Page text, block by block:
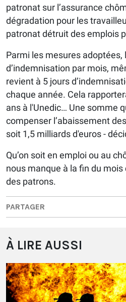
patronat sur l’assurance
dégradation pour les
patronat détruit des emplois
Parmi les mesures adoptées,
d’indemnisation par mois,
revient à 5 jours
chaque année. Cela
ans à l'Unedic… Une somme
compenser l’abaissement
soit 1,5 milliards d'euros -
Qu’on soit en emploi ou au
nous manque à la fin du
des patrons.
PARTAGER
À LIRE AUSSI